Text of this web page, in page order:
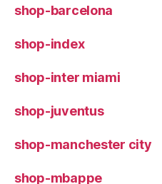
shop-barcelona
shop-index
shop-inter miami
shop-juventus
shop-manchester city
shop-mbappe